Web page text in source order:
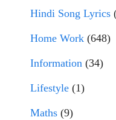
Hindi Song Lyrics
Home Work (648)
Information (34)
Lifestyle (1)
Maths (9)